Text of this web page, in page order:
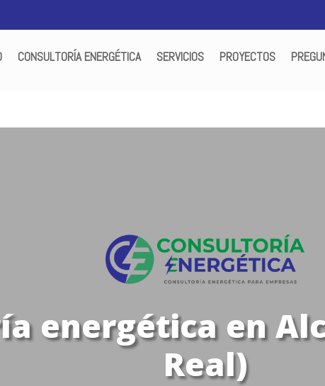
CONSULTORÍA ENERGÉTICA SERVICIOS PROYECTOS
energética en
Real)